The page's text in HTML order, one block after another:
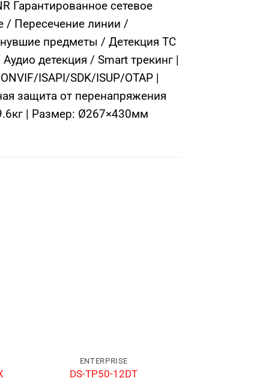
Гарантированное сетевое
/ Пересечение линии /
предметы / Детекция ТС
детекция / Smart трекинг |
ISAPI/SDK/ISUP/OTAP |
защита от перенапряжения
| Размер: Ø267×430мм
ENTERPRISE
DS-TP50-12DT